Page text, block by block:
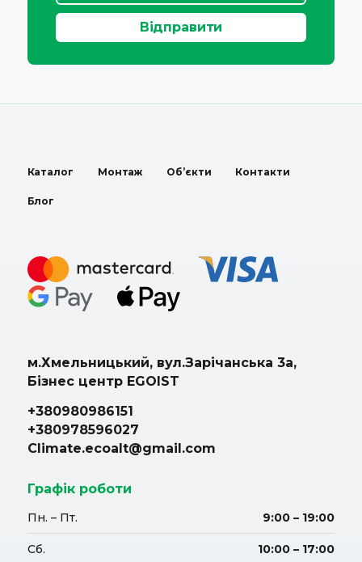
Каталог Монтаж Об’єкти Контакти
Блог
м.Хмельницький, вул.Зарічанська 3а,
Бізнес центр EGOIST
+380980986151
+380978596027
Climate.ecoalt@gmail.com
Графік роботи
Пн. – Пт. 9:00 – 19:00
Сб. 10:00 – 17:00